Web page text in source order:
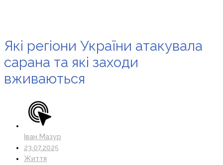
Які регіони України атакувала
сарана та які заходи
вживаються
Іван Мазур
23.07.2025
Життя